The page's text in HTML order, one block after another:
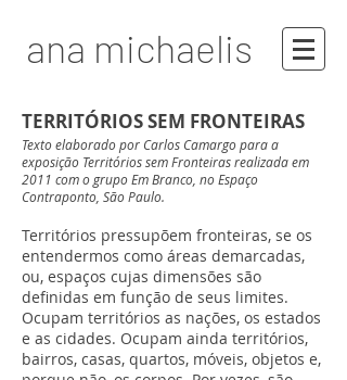
ana michaelis
TERRITÓRIOS SEM FRONTEIRAS
Territórios pressupõem fronteiras, se os
entendermos como áreas demarcadas,
ou, espaços cujas dimensões são
definidas em função de seus limites.
Ocupam territórios as nações, os estados
e as cidades. Ocupam ainda territórios,
bairros, casas, quartos, móveis, objetos e,
Texto elaborado por Carlos Camargo para a
exposição Territórios sem Fronteiras realizada em
2011 com o grupo Em Branco, no Espaço
Contraponto, São Paulo.